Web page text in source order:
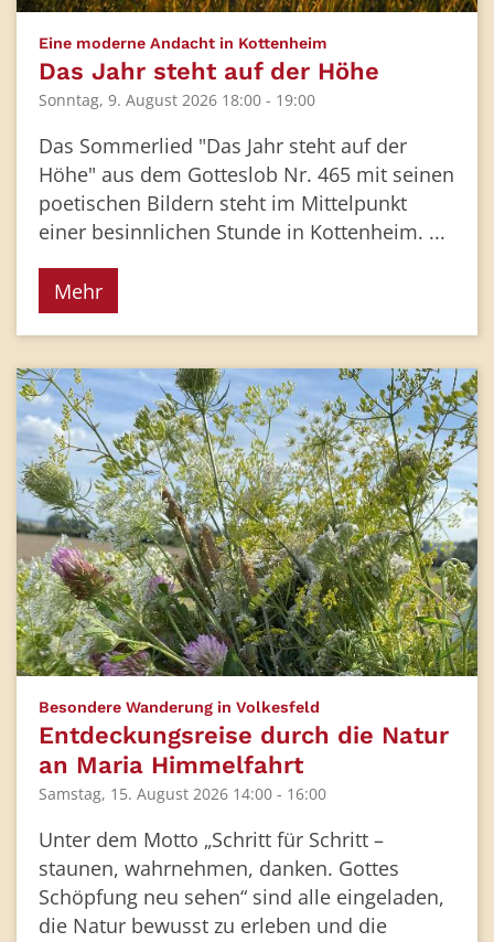
Eine moderne Andacht in Kottenheim
Das Jahr steht auf der Höhe
Sonntag, 9. August 2026 18:00 - 19:00
Das Sommerlied "Das Jahr steht auf der
Höhe" aus dem Gotteslob Nr. 465 mit seinen
poetischen Bildern steht im Mittelpunkt
einer besinnlichen Stunde in Kottenheim. ...
Mehr
Besondere Wanderung in Volkesfeld
Entdeckungsreise durch die Natur
an Maria Himmelfahrt
Samstag, 15. August 2026 14:00 - 16:00
Unter dem Motto „Schritt für Schritt –
staunen, wahrnehmen, danken. Gottes
Schöpfung neu sehen“ sind alle eingeladen,
die Natur bewusst zu erleben und die